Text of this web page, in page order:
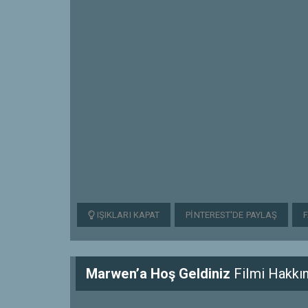
IŞIKLARI KAPAT PINTEREST'DE PAYLAŞ
Marwen’a Hoş Geldiniz Filmi